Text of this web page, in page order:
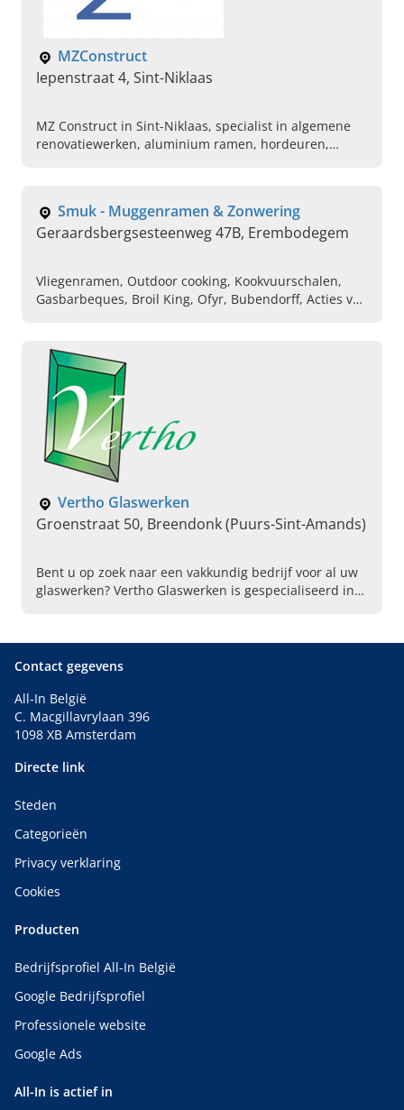
MZConstruct
Iepenstraat 4, Sint-Niklaas
MZ Construct in Sint-Niklaas, specialist in algemene
renovatiewerken, aluminium ramen, hordeuren,
Smuk - Muggenramen & Zonwering
Geraardsbergsesteenweg 47B, Erembodegem
Vliegenramen, Outdoor cooking, Kookvuurschalen,
Gasbarbeques, Broil King, Ofyr, Bubendorff, Acties van
Vertho Glaswerken
Groenstraat 50, Breendonk (Puurs-Sint-Amands)
Bent u op zoek naar een vakkundig bedrijf voor al uw
glaswerken? Vertho Glaswerken is gespecialiseerd in
Contact gegevens
All-In België
C. Macgillavrylaan 396
1098 XB Amsterdam
Directe link
Steden
Categorieën
Privacy verklaring
Cookies
Producten
Bedrijfsprofiel All-In België
Google Bedrijfsprofiel
Professionele website
Google Ads
All-In is actief in